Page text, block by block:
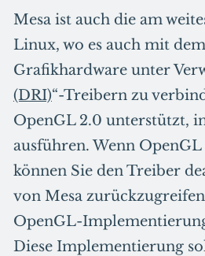
Mesa ist auch die am
Linux, wo es auch mit
Grafikhardware unter
(DRI)“-Treibern zu
OpenGL 2.0 unterstützt,
ausführen. Wenn
können Sie den Treiber
von Mesa
OpenGL-
Diese Implementierung